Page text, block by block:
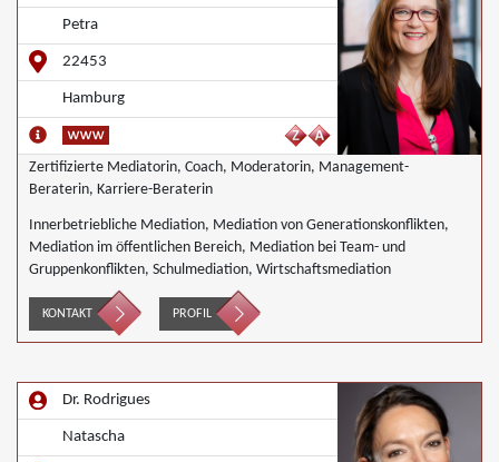
Petra
22453
Hamburg
Zertifizierte Mediatorin, Coach, Moderatorin, Management-
Beraterin, Karriere-Beraterin
Innerbetriebliche Mediation, Mediation von Generationskonflikten,
Mediation im öffentlichen Bereich, Mediation bei Team- und
Gruppenkonflikten, Schulmediation, Wirtschaftsmediation
KONTAKT PROFIL
Dr. Rodrigues
Natascha